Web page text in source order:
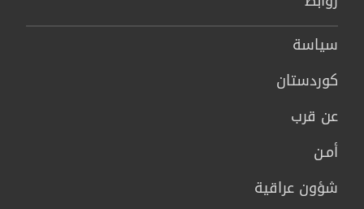
سیاسة
كوردستان
عن قرب
أمـن
شؤون عراقية